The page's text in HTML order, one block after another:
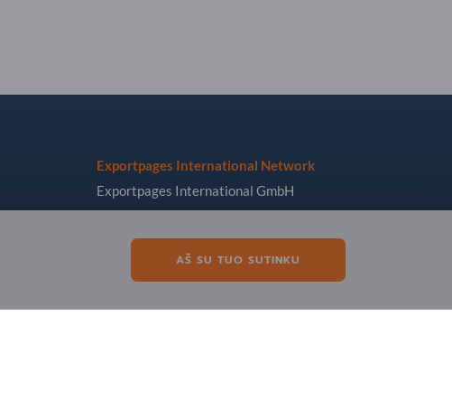
Exportpages International Network
Exportpages International GmbH
Becker-Göring-Straße 15
76307 Karlsbad
AŠ SU TUO SUTINKU